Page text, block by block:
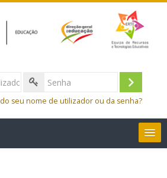
Entrar
seu nome de utilizador ou da senha?